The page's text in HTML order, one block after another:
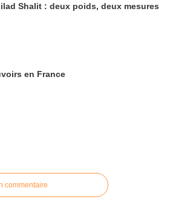
Shalit : deux poids, deux mesures
en France
commentaire